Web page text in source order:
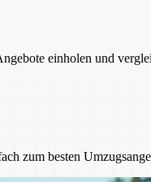
einholen und
zum besten